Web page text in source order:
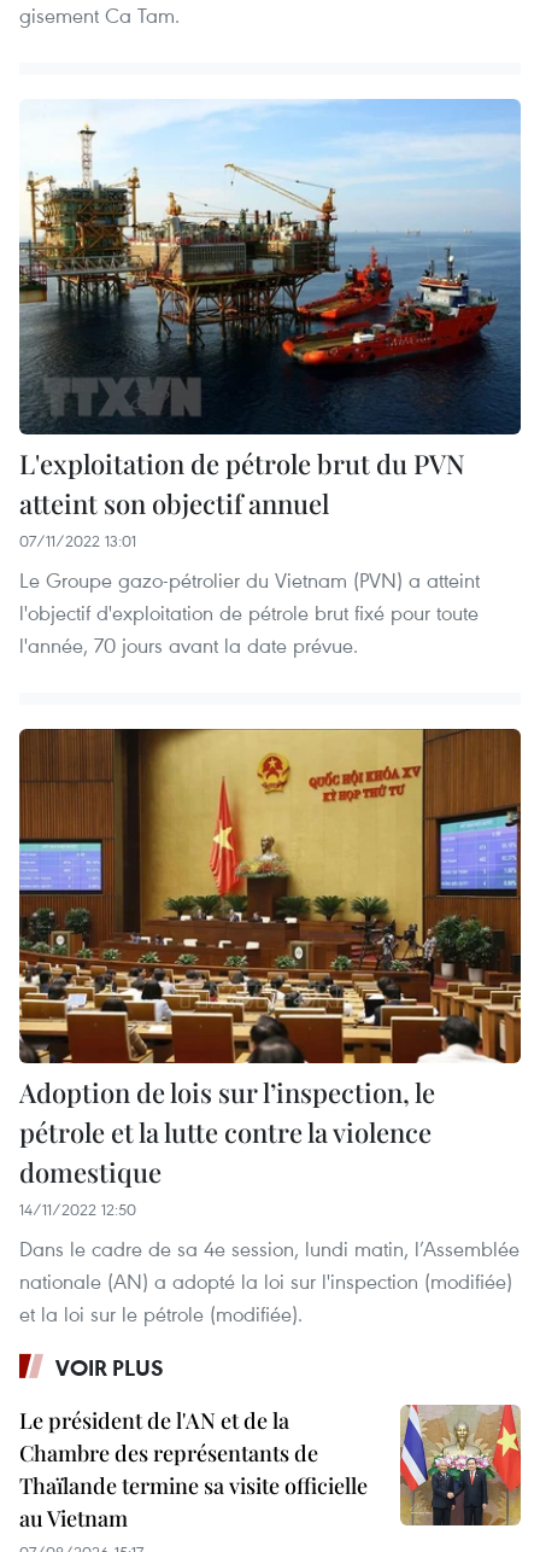
gisement Ca Tam.
L'exploitation de pétrole brut du PVN
atteint son objectif annuel
07/11/2022 13:01
Le Groupe gazo-pétrolier du Vietnam (PVN) a atteint
l'objectif d'exploitation de pétrole brut fixé pour toute
l'année, 70 jours avant la date prévue.
Adoption de lois sur l’inspection, le
pétrole et la lutte contre la violence
domestique
14/11/2022 12:50
Dans le cadre de sa 4e session, lundi matin, l’Assemblée
nationale (AN) a adopté la loi sur l'inspection (modifiée)
et la loi sur le pétrole (modifiée).
VOIR PLUS
Le président de l'AN et de la
Chambre des représentants de
Thaïlande termine sa visite officielle
au Vietnam